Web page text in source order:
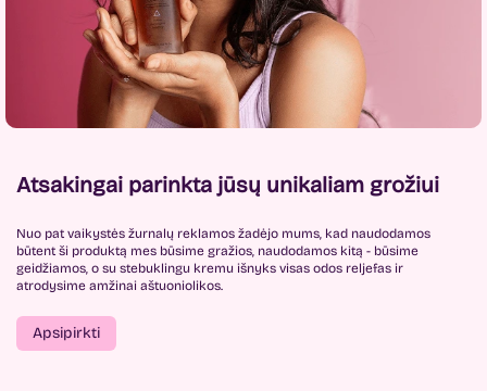
Atsakingai parinkta jūsų unikaliam grožiui
Nuo pat vaikystės žurnalų reklamos žadėjo mums, kad naudodamos
būtent ši produktą mes būsime gražios, naudodamos kitą - būsime
geidžiamos, o su stebuklingu kremu išnyks visas odos reljefas ir
atrodysime amžinai aštuoniolikos.
Apsipirkti